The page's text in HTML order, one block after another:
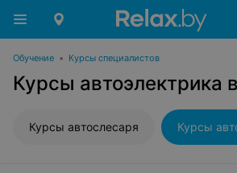
Обучение • Курсы специалистов
Курсы автоэлектрика
Курсы автослесаря Курсы